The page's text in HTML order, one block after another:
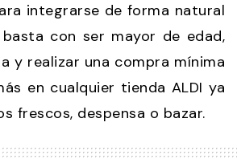
integrarse de forma natural
con ser mayor de edad,
y realizar una compra mínima
en cualquier tienda ALDI ya
frescos, despensa o bazar.